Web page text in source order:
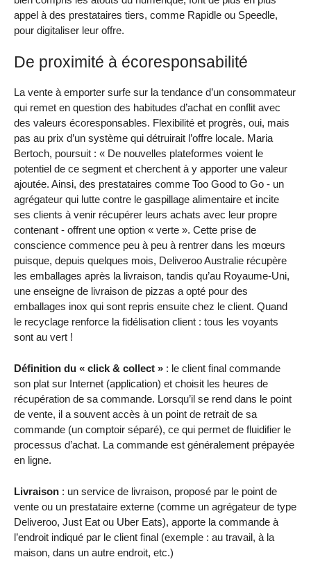
appel à des prestataires tiers, comme Rapidle ou Speedle,
pour digitaliser leur offre.
De proximité à écoresponsabilité
La vente à emporter surfe sur la tendance d’un consommateur
qui remet en question des habitudes d’achat en conflit avec
des valeurs écoresponsables. Flexibilité et progrès, oui, mais
pas au prix d’un système qui détruirait l’offre locale. Maria
Bertoch, poursuit : « De nouvelles plateformes voient le
potentiel de ce segment et cherchent à y apporter une valeur
ajoutée. Ainsi, des prestataires comme Too Good to Go - un
agrégateur qui lutte contre le gaspillage alimentaire et incite
ses clients à venir récupérer leurs achats avec leur propre
contenant - offrent une option « verte ». Cette prise de
conscience commence peu à peu à rentrer dans les mœurs
puisque, depuis quelques mois, Deliveroo Australie récupère
les emballages après la livraison, tandis qu’au Royaume-Uni,
une enseigne de livraison de pizzas a opté pour des
emballages inox qui sont repris ensuite chez le client. Quand
le recyclage renforce la fidélisation client : tous les voyants
sont au vert !
Définition du « click & collect » : le client final commande
son plat sur Internet (application) et choisit les heures de
récupération de sa commande. Lorsqu’il se rend dans le point
de vente, il a souvent accès à un point de retrait de sa
commande (un comptoir séparé), ce qui permet de fluidifier le
processus d’achat. La commande est généralement prépayée
en ligne.
Livraison : un service de livraison, proposé par le point de
vente ou un prestataire externe (comme un agrégateur de type
Deliveroo, Just Eat ou Uber Eats), apporte la commande à
l’endroit indiqué par le client final (exemple : au travail, à la
maison, dans un autre endroit, etc.)